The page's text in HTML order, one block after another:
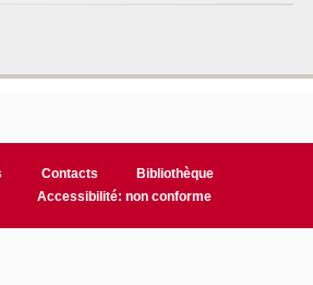
Contacts
Bibliothèque
Accessibilité: non conforme